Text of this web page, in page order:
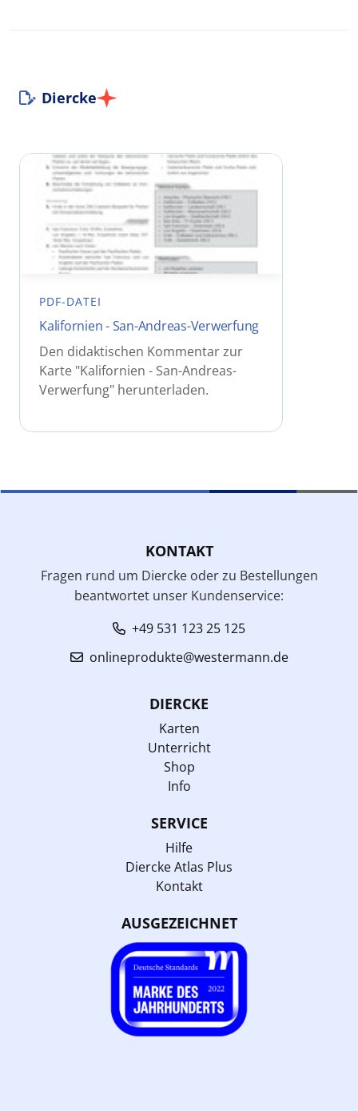
Diercke
PDF-DATEI
Kalifornien - San-Andreas-Verwerfung
Den didaktischen Kommentar zur
Karte "Kalifornien - San-Andreas-
Verwerfung" herunterladen.
KONTAKT
Fragen rund um Diercke oder zu Bestellungen
beantwortet unser Kundenservice:
+49 531 123 25 125
onlineprodukte@westermann.de
DIERCKE
Karten
Unterricht
Shop
Info
SERVICE
Hilfe
Diercke Atlas Plus
Kontakt
AUSGEZEICHNET